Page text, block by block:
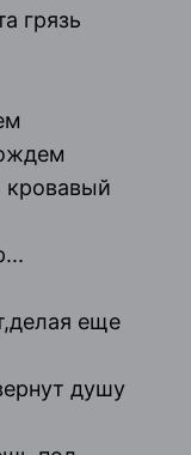
грязь
еще
душу